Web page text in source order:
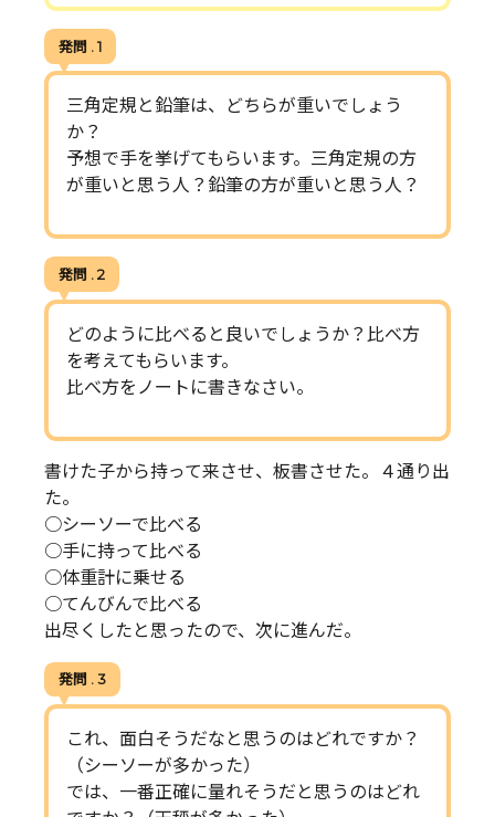
発問 . 1
三角定規と鉛筆は、どちらが重いでしょう
か？
予想で手を挙げてもらいます。三角定規の方
が重いと思う人？鉛筆の方が重いと思う人？
発問 . 2
どのように比べると良いでしょうか？比べ方
を考えてもらいます。
比べ方をノートに書きなさい。
書けた子から持って来させ、板書させた。４通り出
た。
○シーソーで比べる
○手に持って比べる
○体重計に乗せる
○てんびんで比べる
出尽くしたと思ったので、次に進んだ。
発問 . 3
これ、面白そうだなと思うのはどれですか？
（シーソーが多かった）
では、一番正確に量れそうだと思うのはどれ